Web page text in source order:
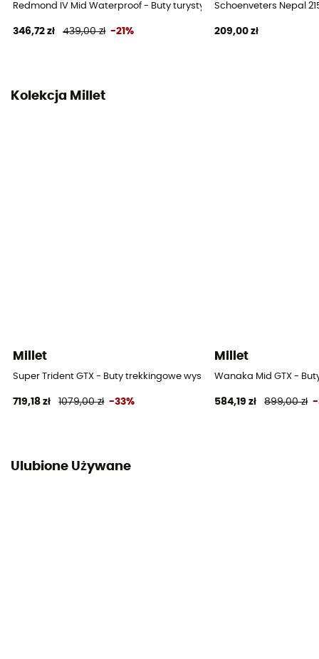
Gwarantowane pochodzenie europejskie
Materiał cholewki
Redmond IV Mid Waterproof - Buty turystyczne meskie
346,72 zł 439,00 zł -21%
Schoenveters Nepal
209,00 zł
Kolekcja Millet
Millet
Super Trident GTX - Buty trekkingowe wysokie meskie
719,18 zł 1079,00 zł -33%
Millet
Wanaka Mid GTX -
584,19 zł 899,00 zł -
Ulubione Używane